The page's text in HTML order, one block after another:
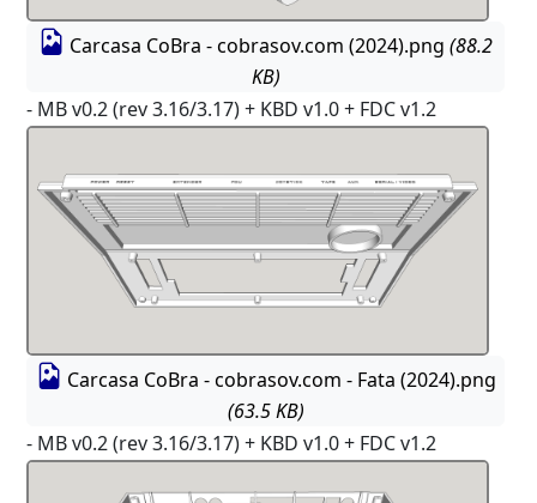
Carcasa CoBra - cobrasov.com (2024).png (88.2
KB)
- MB v0.2 (rev 3.16/3.17) + KBD v1.0 + FDC v1.2
Carcasa CoBra - cobrasov.com - Fata (2024).png
(63.5 KB)
- MB v0.2 (rev 3.16/3.17) + KBD v1.0 + FDC v1.2